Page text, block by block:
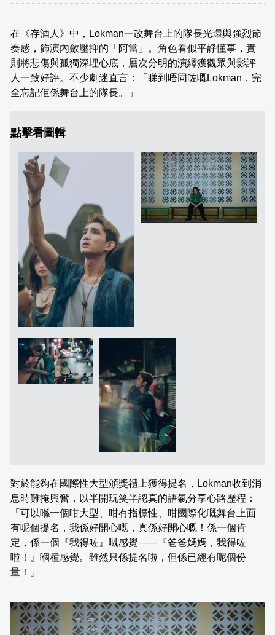
在《存酒人》中，Lokman一改舞台上的隊長光環與強烈節
奏感，飾演內斂壓抑的「阿當」。角色看似平靜懂事，實
則將悲傷與孤獨深埋心底，層次分明的演繹獲觀眾與影評
人一致好評。不少劇迷直言：「睇到唔同咗嘅Lokman，完
全忘記佢係舞台上的隊長。」
點擊看圖輯
對於能夠在國際性大型頒獎禮上獲得提名，Lokman收到消
息時難掩興奮，以半開玩笑半認真的語氣分享心路歷程：
「可以喺一個咁大型、咁有指標性、咁國際化嘅舞台上面
有呢個提名，我係好開心嘅，真係好開心嘅！係一個肯
定，係一個『我得咗』嘅感覺——『爸爸媽媽，我得咗
啦！』嗰種感覺。雖然只係提名啦，但係已經有呢個份
量！」